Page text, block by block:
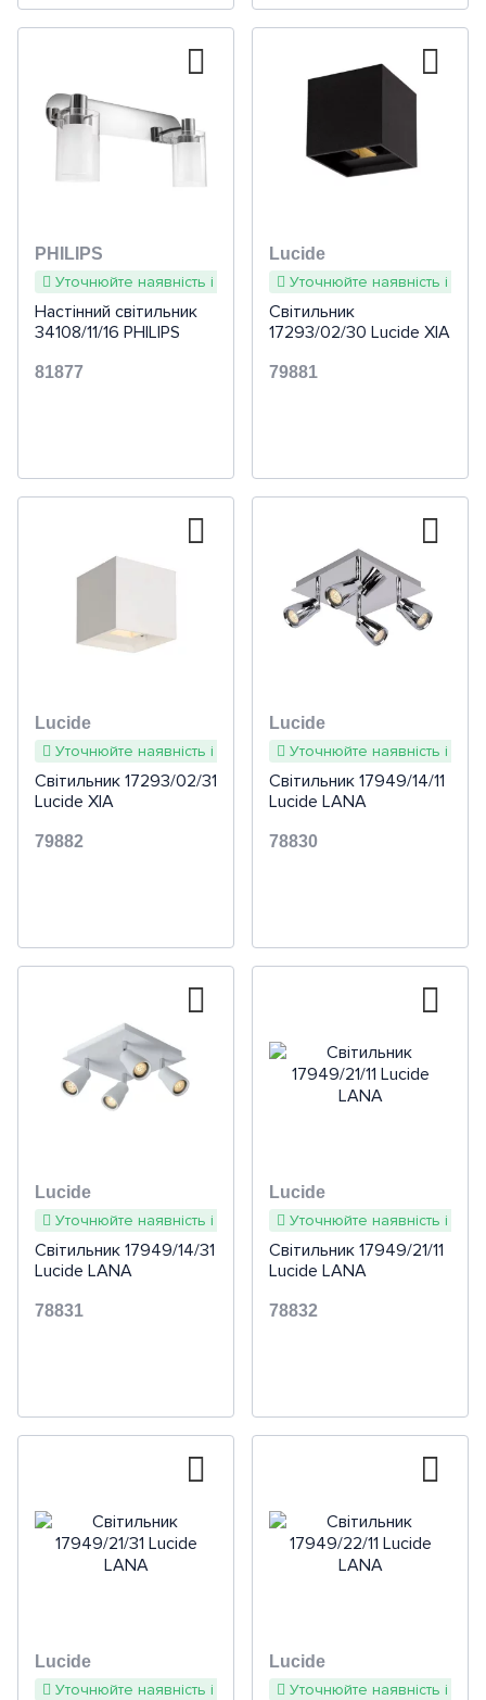
PHILIPS
Уточнюйте наявність і терміни
Настінний світильник
34108/11/16 PHILIPS
81877
Lucide
Уточнюйте наявність і
Світильник
17293/02/30 Lucide XIA
79881
Lucide
Уточнюйте наявність і терміни
Світильник 17293/02/31
Lucide XIA
79882
Lucide
Уточнюйте наявність і
Світильник 17949/14/11
Lucide LANA
78830
Lucide
Уточнюйте наявність і терміни
Світильник 17949/14/31
Lucide LANA
78831
Lucide
Уточнюйте наявність і
Світильник 17949/21/11
Lucide LANA
78832
Lucide
Уточнюйте наявність і терміни
Lucide
Уточнюйте наявність і